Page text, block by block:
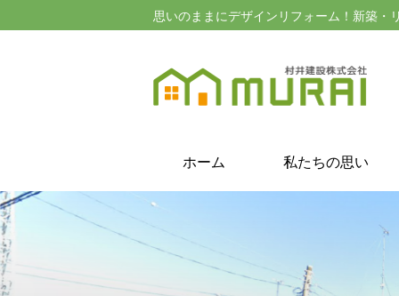
思いのままにデザインリフォーム！新築・
ホーム 私たちの思い